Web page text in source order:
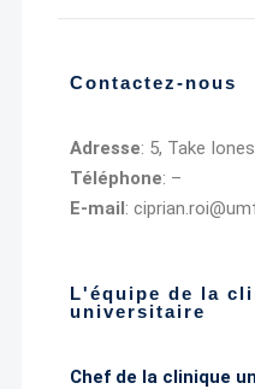
Contactez-nous
Adresse: 5, Take
Téléphone: –
E-mail:
L'équipe de la
universitaire
Chef de la clinique